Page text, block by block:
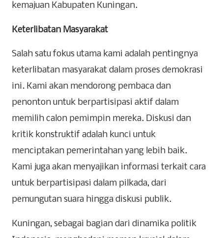
kemajuan Kabupaten Kuningan.
Keterlibatan Masyarakat
Salah satu fokus utama kami adalah pentingnya
keterlibatan masyarakat dalam proses demokrasi
ini. Kami akan mendorong pembaca dan
penonton untuk berpartisipasi aktif dalam
memilih calon pemimpin mereka. Diskusi dan
kritik konstruktif adalah kunci untuk
menciptakan pemerintahan yang lebih baik.
Kami juga akan menyajikan informasi terkait cara
untuk berpartisipasi dalam pilkada, dari
pemungutan suara hingga diskusi publik.
Kuningan, sebagai bagian dari dinamika politik